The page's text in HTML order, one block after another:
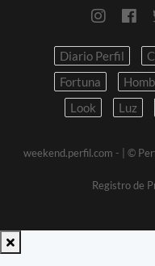
Diario Perfil
Fortuna
Look
Luz
weekend.perfil.com -
| ©
Registro de